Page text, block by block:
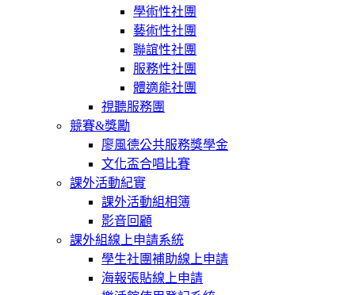
學術性社團
藝術性社團
聯誼性社團
服務性社團
體適能社團
視聽服務團
競賽&獎勵
廖風德公共服務獎學金
文化盃合唱比賽
課外活動紀實
課外活動組相簿
影音回顧
課外組線上申請系統
學生社團補助線上申請
海報張貼線上申請